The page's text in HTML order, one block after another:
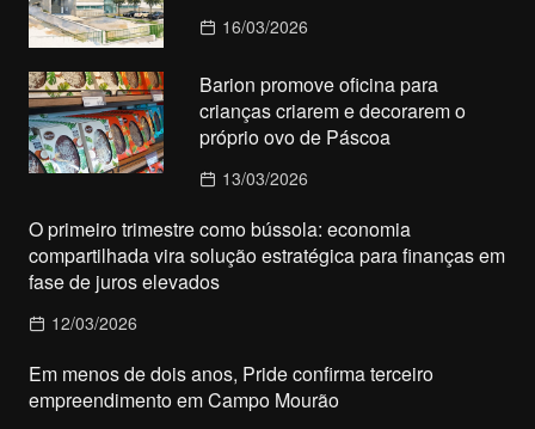
16/03/2026
Barion promove oficina para
crianças criarem e decorarem o
próprio ovo de Páscoa
13/03/2026
O primeiro trimestre como bússola: economia
compartilhada vira solução estratégica para finanças em
fase de juros elevados
12/03/2026
Em menos de dois anos, Pride confirma terceiro
empreendimento em Campo Mourão